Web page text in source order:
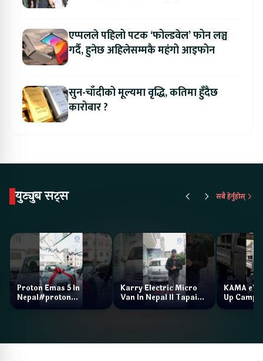
एप्पलले पहिलो पटक ‘फोल्डवेल’ फोन लञ्च
गर्दै, हुनेछ अहिलेसम्मकै महंगो आइफोन
सुन-चाँदीको मूल्यमा वृद्धि, कतिमा हुँदैछ
कारोबार ?
युट्युब सट्स सबै हेर्नुहोस्
Proton Emas 5 In
Nepal#proton
#protonemas5#protonnepal#evcarnepal
Karry Electric Micro
Van In Nepal II Tapaiko
Bazar II Jankari
KAMA eV
Up Camp